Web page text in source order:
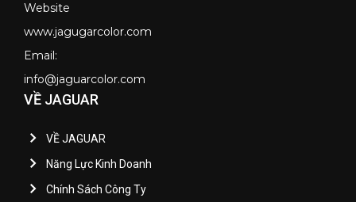
Website
www.jagugarcolor.com
Email:
info@jaguarcolor.com
VỀ JAGUAR
VỀ JAGUAR
Năng Lực Kinh Doanh
Chính Sách Công Ty